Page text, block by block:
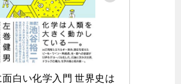
面白い化学入門 世界史は